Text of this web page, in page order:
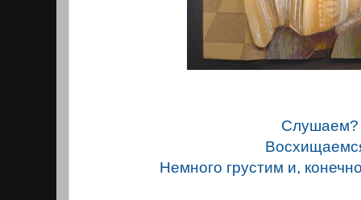
Слушаем?
Немного грустим и,